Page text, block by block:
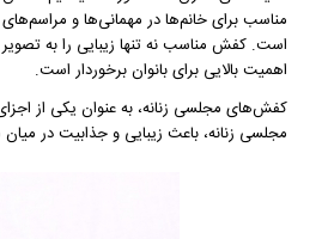
مناسب برای خانم‌ها در مهمانی‌ها و
است. کفش مناسب نه تنها زیبایی را به
اهمیت بالایی برای بانوان برخوردار است.
کفش‌های مجلسی زنانه، به عنوان یکی از
مجلسی زنانه، باعث زیبایی و جذابیت در